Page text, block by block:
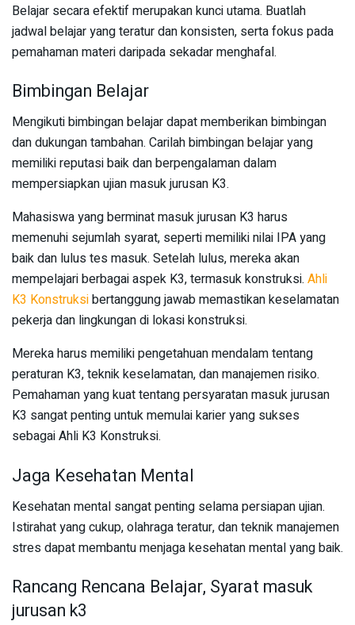
Belajar secara efektif merupakan kunci utama. Buatlah
jadwal belajar yang teratur dan konsisten, serta fokus pada
pemahaman materi daripada sekadar menghafal.
Bimbingan Belajar
Mengikuti bimbingan belajar dapat memberikan bimbingan
dan dukungan tambahan. Carilah bimbingan belajar yang
memiliki reputasi baik dan berpengalaman dalam
mempersiapkan ujian masuk jurusan K3.
Mahasiswa yang berminat masuk jurusan K3 harus
memenuhi sejumlah syarat, seperti memiliki nilai IPA yang
baik dan lulus tes masuk. Setelah lulus, mereka akan
mempelajari berbagai aspek K3, termasuk konstruksi. Ahli
K3 Konstruksibertanggung jawab memastikan keselamatan
pekerja dan lingkungan di lokasi konstruksi.
Mereka harus memiliki pengetahuan mendalam tentang
peraturan K3, teknik keselamatan, dan manajemen risiko.
Pemahaman yang kuat tentang persyaratan masuk jurusan
K3 sangat penting untuk memulai karier yang sukses
sebagai Ahli K3 Konstruksi.
Jaga Kesehatan Mental
Kesehatan mental sangat penting selama persiapan ujian.
Istirahat yang cukup, olahraga teratur, dan teknik manajemen
stres dapat membantu menjaga kesehatan mental yang baik.
Rancang Rencana Belajar, Syarat masuk
jurusan k3